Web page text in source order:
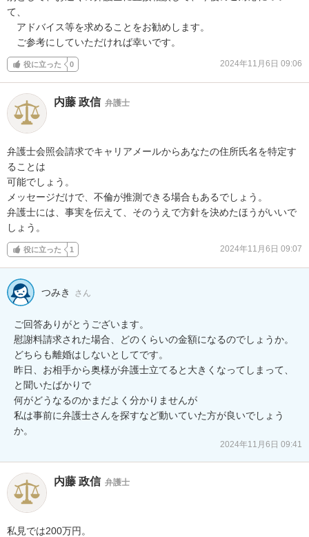
て、
アドバイス等を求めることをお勧めします。
ご参考にしていただければ幸いです。
役に立った 0 2024年11月6日 09:06
内藤 政信 弁護士
弁護士会照会請求でキャリアメールからあなたの住所氏名を特定す
ることは
可能でしょう。
メッセージだけで、不倫が推測できる場合もあるでしょう。
弁護士には、事実を伝えて、そのうえで方針を決めたほうがいいで
しょう。
役に立った 1 2024年11月6日 09:07
つみき さん
ご回答ありがとうございます。
慰謝料請求された場合、どのくらいの金額になるのでしょうか。
どちらも離婚はしないとしてです。
昨日、お相手から奥様が弁護士立てると大きくなってしまって、
と聞いたばかりで
何がどうなるのかまだよく分かりませんが
私は事前に弁護士さんを探すなど動いていた方が良いでしょう
か。
2024年11月6日 09:41
内藤 政信 弁護士
私見では200万円。